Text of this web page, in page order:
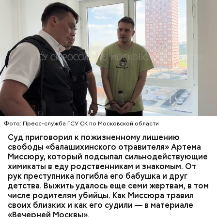
Фото: Пресс-служба ГСУ СК по Московской области
Суд приговорил к пожизненному лишению
свободы «балашихинского отравителя» Артема
Миссюру, который подсыпал сильнодействующие
химикаты в еду родственникам и знакомым. От
рук преступника погибла его бабушка и друг
детства. Выжить удалось еще семи жертвам, в том
числе родителям убийцы. Как Миссюра травил
своих близких и как его судили — в материале
«Вечерней Москвы».
Все началось в июне, когда двое супругов
обратились в местную больницу с жалобами на
плохое самочувствие. Врачи не смогли поставить
им точный диагноз, после чего анализы
потерпевших направили на экспертизу. В них
специалисты обнаружили сильнодействующий
химикат дихлорэтан, который не мог попасть в
организм супругов случайно. То же самое вещество
нашли в еде, изъятой из квартиры пострадавших.
Видео: пресс-служба ГСУ СК по Московской области
ОТРАВЛЕНИЯ БАЛАШИХА
РОДИТЕЛИ
СЛЕДСТВЕННЫЙ КОМИТЕТ
ЭКСПЕРТИЗЫ
— Личность подозреваемого установлена,
Стражи порядка отправились в село Чанко, где
может скрываться вероятный злоумышленник.
Параллельно с этим в Махачкале объявлен план
«Перехват». Въезд и выезд в город перекрыты.
Помимо этого, полицейские патрулируют улицы,
железнодорожный вокзал и аэропорт.